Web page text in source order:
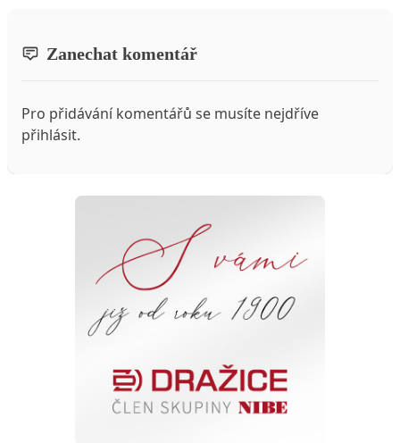
Zanechat komentář
Pro přidávání komentářů se musíte nejdříve
přihlásit.